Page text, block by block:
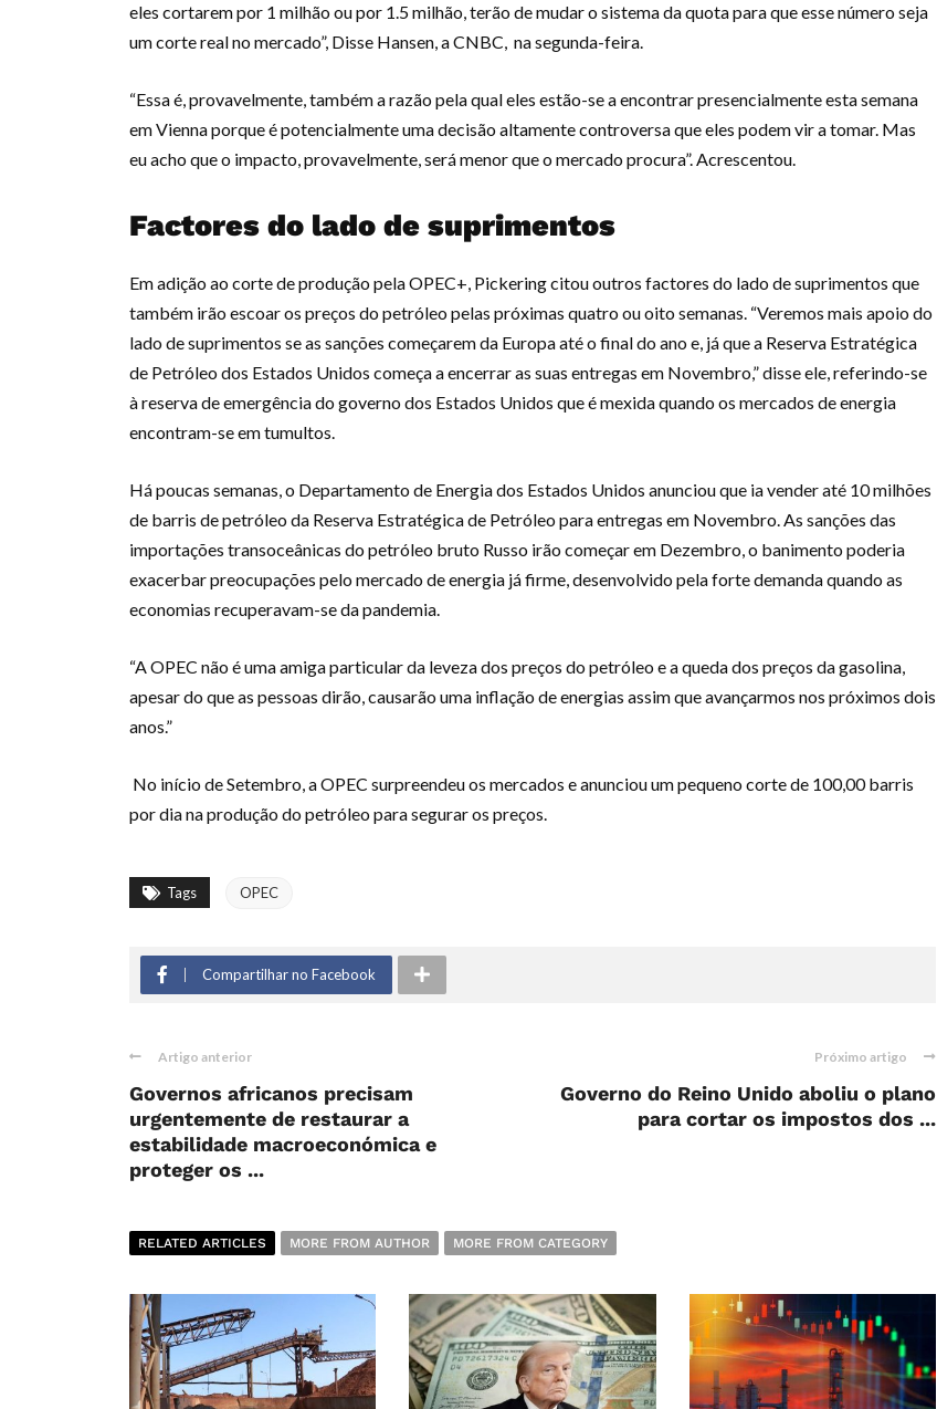
eles cortarem por 1 milhão ou por 1.5 milhão, terão de mudar o sistema da quota para que esse número seja
um corte real no mercado”, Disse Hansen, a CNBC, na segunda-feira.
“Essa é, provavelmente, também a razão pela qual eles estão-se a encontrar presencialmente esta semana
em Vienna porque é potencialmente uma decisão altamente controversa que eles podem vir a tomar. Mas
eu acho que o impacto, provavelmente, será menor que o mercado procura”. Acrescentou.
Factores do lado de suprimentos
Em adição ao corte de produção pela OPEC+, Pickering citou outros factores do lado de suprimentos que
também irão escoar os preços do petróleo pelas próximas quatro ou oito semanas. “Veremos mais apoio do
lado de suprimentos se as sanções começarem da Europa até o final do ano e, já que a Reserva Estratégica
de Petróleo dos Estados Unidos começa a encerrar as suas entregas em Novembro,” disse ele, referindo-se
à reserva de emergência do governo dos Estados Unidos que é mexida quando os mercados de energia
encontram-se em tumultos.
Há poucas semanas, o Departamento de Energia dos Estados Unidos anunciou que ia vender até 10 milhões
de barris de petróleo da Reserva Estratégica de Petróleo para entregas em Novembro. As sanções das
importações transoceânicas do petróleo bruto Russo irão começar em Dezembro, o banimento poderia
exacerbar preocupações pelo mercado de energia já firme, desenvolvido pela forte demanda quando as
economias recuperavam-se da pandemia.
“A OPEC não é uma amiga particular da leveza dos preços do petróleo e a queda dos preços da gasolina,
apesar do que as pessoas dirão, causarão uma inflação de energias assim que avançarmos nos próximos dois
anos.”
No início de Setembro, a OPEC surpreendeu os mercados e anunciou um pequeno corte de 100,00 barris
por dia na produção do petróleo para segurar os preços.
Tags OPEC
Compartilhar no Facebook
Artigo anterior
Governos africanos precisam
urgentemente de restaurar a
estabilidade macroeconómica e
proteger os ...
Próximo artigo
Governo do Reino Unido aboliu o plano
para cortar os impostos dos ...
RELATED ARTICLES MORE FROM AUTHOR MORE FROM CATEGORY